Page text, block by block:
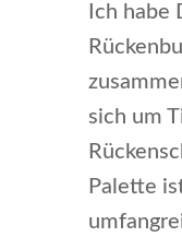
Ich habe
sich um
Palette